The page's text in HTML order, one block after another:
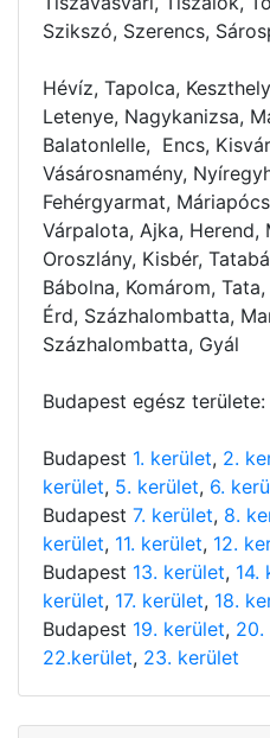
Szikszó, Szerencs,
Hévíz, Tapolca,
Letenye, Nagykanizsa,
Balatonlelle, Encs,
Vásárosnamény,
Fehérgyarmat,
Várpalota, Ajka, Herend,
Oroszlány, Kisbér,
Bábolna, Komárom,
Érd, Százhalombatta,
Százhalombatta, Gyál
Budapest egész területe:
Budapest 1. kerület, 2.
kerület, 5. kerület, 6.
Budapest 7. kerület, 8.
kerület, 11. kerület, 12.
Budapest 13. kerület, 14.
kerület, 17. kerület, 18.
Budapest 19. kerület, 20.
22.kerület, 23. kerület